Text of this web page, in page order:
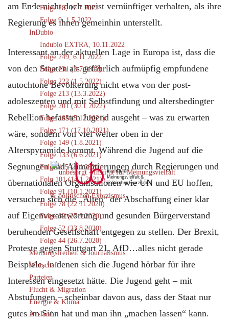
Folge 28, 17.7.2022
Folge 9, 1.5.2022
InDubio
Indubio EXTRA, 10.11.2022
Folge 249, 6.11.2022
Folge 231 (3.7.2022)
Folge 222 (1.5.2022)
Folge 213 (13.3.2022)
Folge 201 (30.1.2022)
Folge 185 (5.12.2021)
Folge 171 (17.10.2021)
Folge 149 (1.8.2021)
Folge 133 (6.6.2021)
Folge 115 (4.4.2021)
Folg 101 (14.1.2021)
Folge 91 (10.1.2021)
Folge 78 (22.11.2020)
Folge 62 (27.9.2020)
Folge 52 (23.8.2020)
Folge 44 (26.7.2020)
Meinungsfreiheit & Journalismus
Wirtschaft
Parteien
Flucht & Migration
Energie & Klima
Ausland
am Ende nicht doch meist vernünftiger verhalten, als ihre
Regierung es ihnen gemeinhin unterstellt.
Interessant an der aktuellen Lage in Europa ist, dass die
von den Staaten als gefährlich aufmüpfig empfundene
autochtone Bevölkerung nicht etwa von der post-
adoleszenten und mit Selbstfindung und altersbedingter
Rebellion befassten Jugend ausgeht – was zu erwarten
wäre, sondern von viel weiter oben in der
Alterspyramide kommt. Während die Jugend auf die
Segnungen und Alimentierungen durch Regierungen und
übernationalen Organisationen wie UN und EU hoffen,
versuchen sich die „Alten“ der Abschaffung einer klar
auf Eigenverantwortung und gesunden Bürgerverstand
beruhenden Gesellschaft entgegen zu stellen. Der Brexit,
Proteste gegen Stuttgart 21, AfD…alles nicht gerade
Beispiele, in denen sich die Jugend hörbar für ihre
Interessen eingesetzt hätte. Die Jugend geht – mit
Abstufungen – scheinbar davon aus, dass der Staat nur
gutes im Sinn hat und man ihn „machen lassen“ kann.